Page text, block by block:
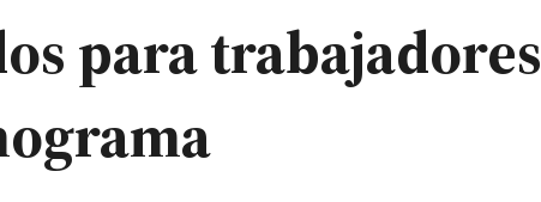
para trabajadores